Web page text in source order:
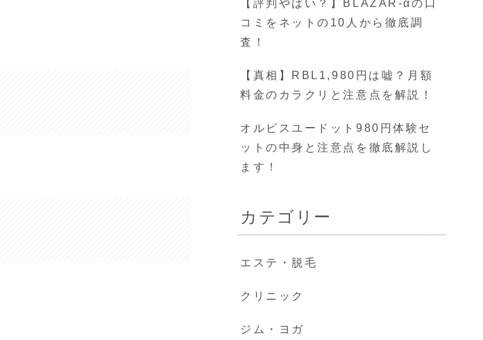
【評判やばい？】BLAZAR-αの口
コミをネットの10人から徹底調
査！
【真相】RBL1,980円は嘘？月額
料金のカラクリと注意点を解説！
オルビスユードット980円体験セ
ットの中身と注意点を徹底解説し
ます！
カテゴリー
エステ・脱毛
クリニック
ジム・ヨガ